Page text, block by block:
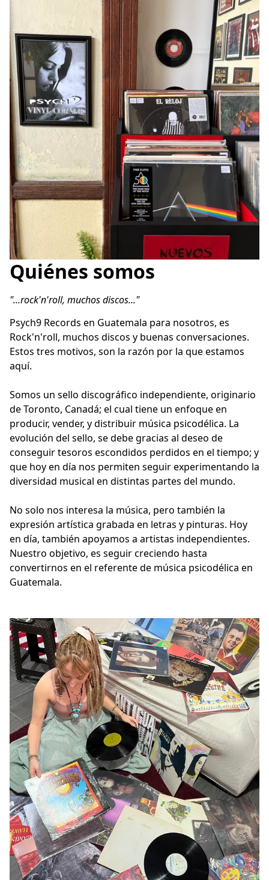
Quiénes somos
"...rock'n'roll, muchos discos..."
Psych9 Records en Guatemala para nosotros, es
Rock'n'roll, muchos discos y buenas conversaciones.
Estos tres motivos, son la razón por la que estamos
aquí.
Somos un sello discográfico independiente, originario
de Toronto, Canadá; el cual tiene un enfoque en
producir, vender, y distribuir música psicodélica. La
evolución del sello, se debe gracias al deseo de
conseguir tesoros escondidos perdidos en el tiempo; y
que hoy en día nos permiten seguir experimentando la
diversidad musical en distintas partes del mundo.
No solo nos interesa la música, pero también la
expresión artística grabada en letras y pinturas. Hoy
en día, también apoyamos a artistas independientes.
Nuestro objetivo, es seguir creciendo hasta
convertirnos en el referente de música psicodélica en
Guatemala.